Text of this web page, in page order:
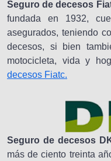
Seguro de decesos
fundada en 1932,
asegurados, teniendo
decesos, si bien
motocicleta, vida y
decesos Fiatc.
Seguro de decesos
más de ciento treinta